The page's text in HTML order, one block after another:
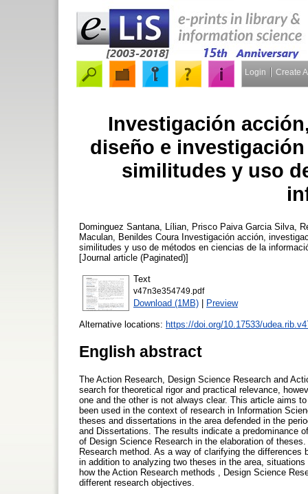
Login Create
Investigación
diseño e
similitudes y uso
Dominguez Santana, Lílian
Prisco Paiva Garcia Silva,
Maculan, Benildes Coura Investigación acción,
similitudes y uso de métodos en ciencias de la
[Journal article (Paginated)]
Text
v47n3e354749.pdf
Download (1MB) | Preview
Alternative locations: https://doi.org/10.17533/
English abstract
The Action Research, Design Science Research and
search for theoretical rigor and practical relevance,
one and the other is not always clear. This article aims
been used in the context of research in Information
theses and dissertations in the area defended in the
and Dissertations. The results indicate a predominance
of Design Science Research in the elaboration of
Research method. As a way of clarifying the
in addition to analyzing two theses in the area,
how the Action Research methods , Design Science
different research objectives.